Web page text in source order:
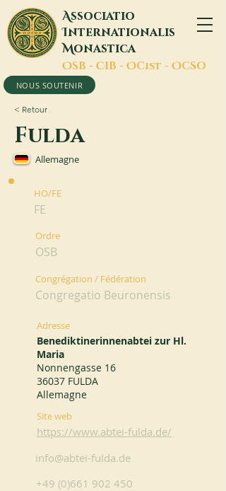
Associatio
Internationalis
Monastica
OSB - CIB - OCist - OCSO
NOUS SOUTENIR
< Retour
Fulda
Allemagne
HO/FE
FE
Ordre
OSB
Congrégation / Fédération
Congregatio Beuronensis
Adresse
Benediktinerinnenabtei zur Hl.
Maria
Nonnengasse 16
36037 FULDA
Allemagne
Site web
https://www.abtei-fulda.de/
info@abtei-fulda.de
+49 (0)661 902 450